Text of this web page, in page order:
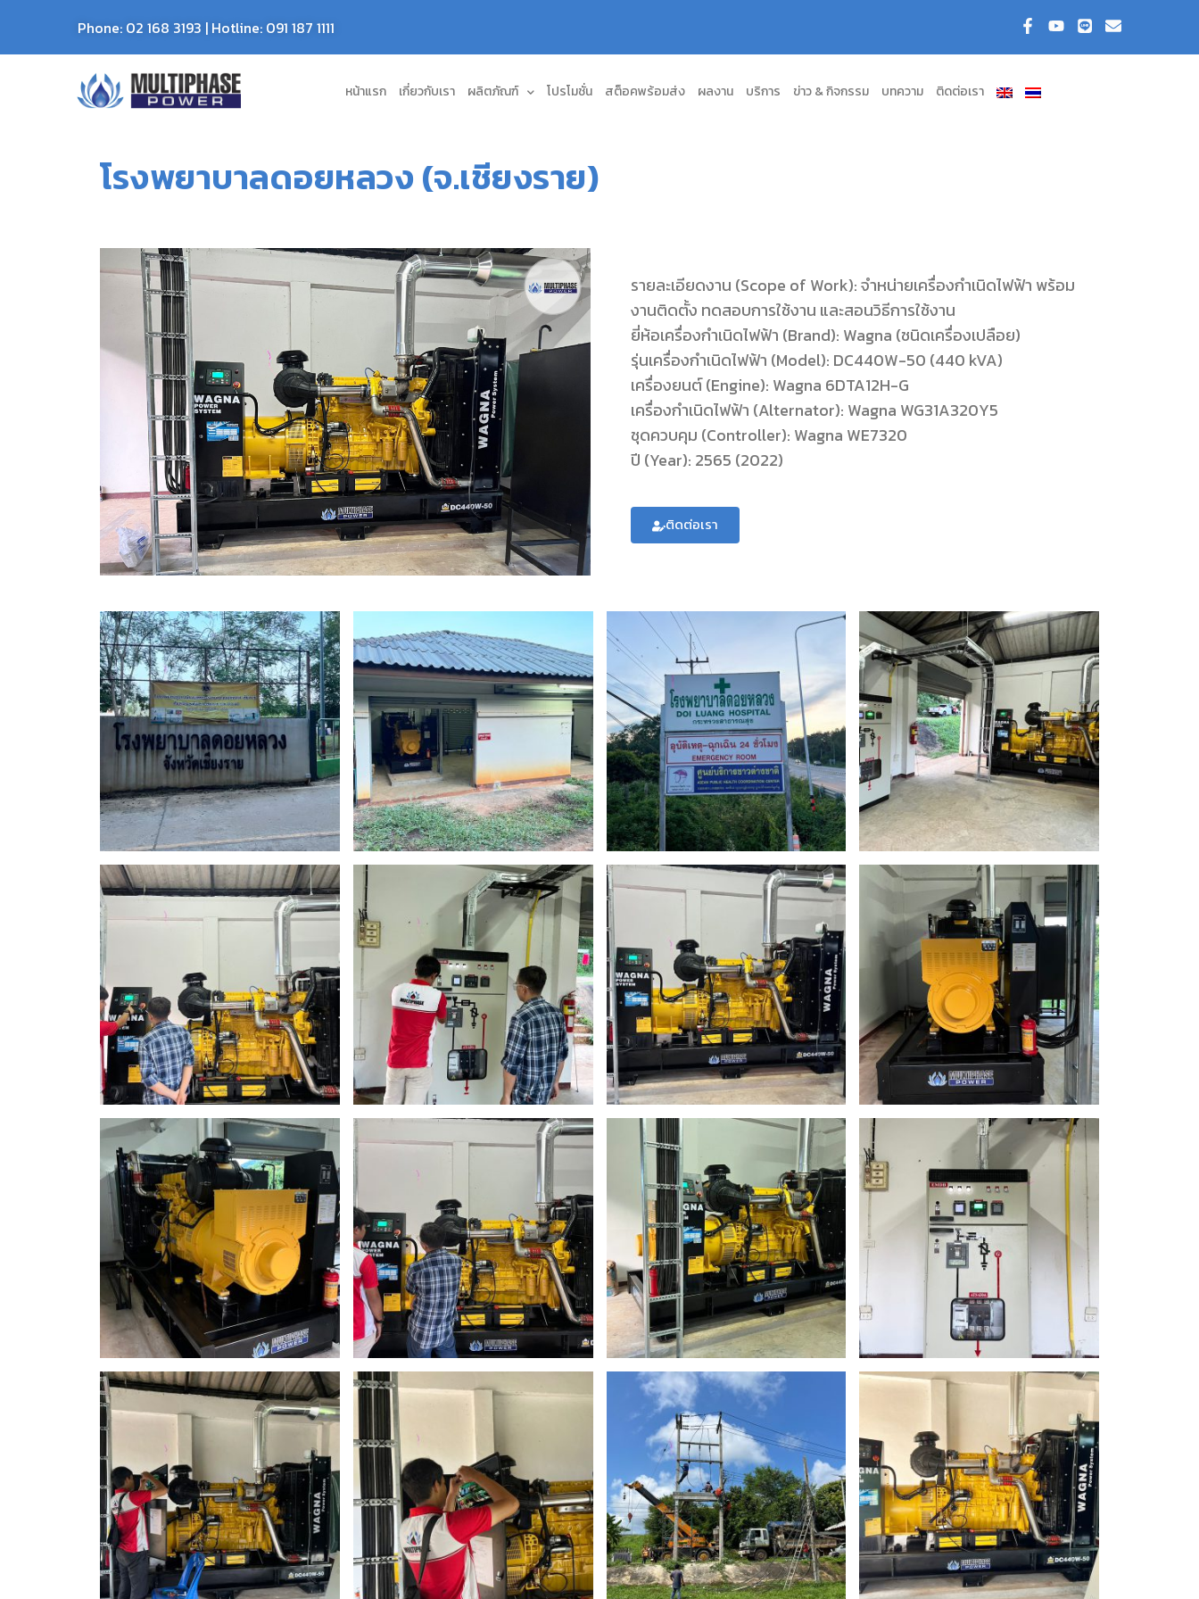
Phone: 02 168 3193 | Hotline: 091 187 1111
หน้าแรก เกี่ยวกับเรา ผลิตภัณฑ์ โปรโมชั่น สต็อคพร้อมส่ง ผลงาน บริการ ข่าว & กิจกรรม บทความ ติดต่อเรา
โรงพยาบาลดอยหลวง (จ.เชียงราย)
รายละเอียดงาน (Scope of Work): จำหน่ายเครื่องกำเนิดไฟฟ้า พร้อม
งานติดตั้ง ทดสอบการใช้งาน และสอนวิธีการใช้งาน
ยี่ห้อเครื่องกำเนิดไฟฟ้า (Brand): Wagna (ชนิดเครื่องเปลือย)
รุ่นเครื่องกำเนิดไฟฟ้า (Model): DC440W-50 (440 kVA)
เครื่องยนต์ (Engine): Wagna 6DTA12H-G
เครื่องกำเนิดไฟฟ้า (Alternator): Wagna WG31A320Y5
ชุดควบคุม (Controller): Wagna WE7320
ปี (Year): 2565 (2022)
ติดต่อเรา